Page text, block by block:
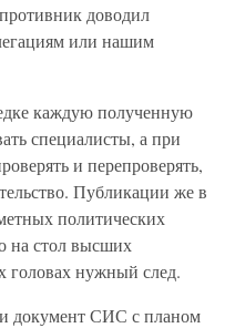
доводил
или нашим
каждую полученную
специалисты, а при
и перепроверять,
Публикации же в
политических
на стол высших
головах нужный след.
документ СИС с планом